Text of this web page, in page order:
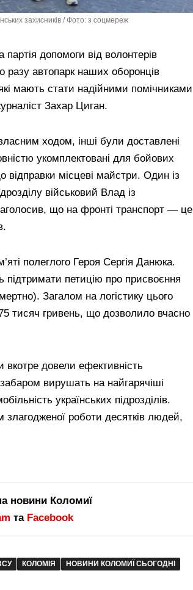
захисників / Фото: з соцмереж
допомоги від волонтерів
разу автопарк наших оборонців
мають стати надійними помічниками
Захар Циган.
ходом, інші були доставлені
укомплектовані для бойових
відправки місцеві майстри. Один із
військовий Влад із
що на фронті транспорт — це
полеглого Героя Сергія Данюка.
підтримати петицію про присвоєння
Загалом на логістику цього
тисяч гривень, що дозволило вчасно
довели ефективність
вирушать на найгарячіші
українських підрозділів.
роботи десятків людей,
новини Коломиї
та Facebook
КОЛОМІЯ
НОВИНИ КОЛОМИЇ СЬОГОДНІ